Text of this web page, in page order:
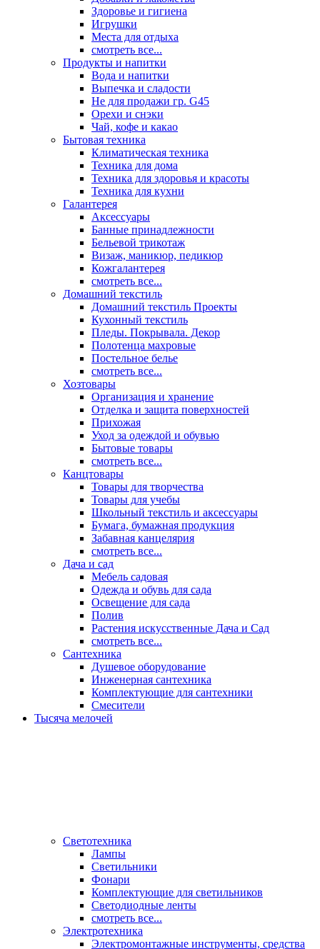
Здоровье и гигиена
Игрушки
Места для отдыха
смотреть все...
Продукты и напитки
Вода и напитки
Выпечка и сладости
Не для продажи гр. G45
Орехи и снэки
Чай, кофе и какао
Бытовая техника
Климатическая техника
Техника для дома
Техника для здоровья и красоты
Техника для кухни
Галантерея
Аксессуары
Банные принадлежности
Бельевой трикотаж
Визаж, маникюр, педикюр
Кожгалантерея
смотреть все...
Домашний текстиль
Домашний текстиль Проекты
Кухонный текстиль
Пледы. Покрывала. Декор
Полотенца махровые
Постельное белье
смотреть все...
Хозтовары
Организация и хранение
Отделка и защита поверхностей
Прихожая
Уход за одеждой и обувью
Бытовые товары
смотреть все...
Канцтовары
Товары для творчества
Товары для учебы
Школьный текстиль и аксессуары
Бумага, бумажная продукция
Забавная канцелярия
смотреть все...
Дача и сад
Мебель садовая
Одежда и обувь для сада
Освещение для сада
Полив
Растения искусственные Дача и Сад
смотреть все...
Сантехника
Душевое оборудование
Инженерная сантехника
Комплектующие для сантехники
Смесители
Тысяча мелочей
Светотехника
Лампы
Светильники
Фонари
Комплектующие для светильников
Светодиодные ленты
смотреть все...
Электротехника
Электромонтажные инструменты, средства